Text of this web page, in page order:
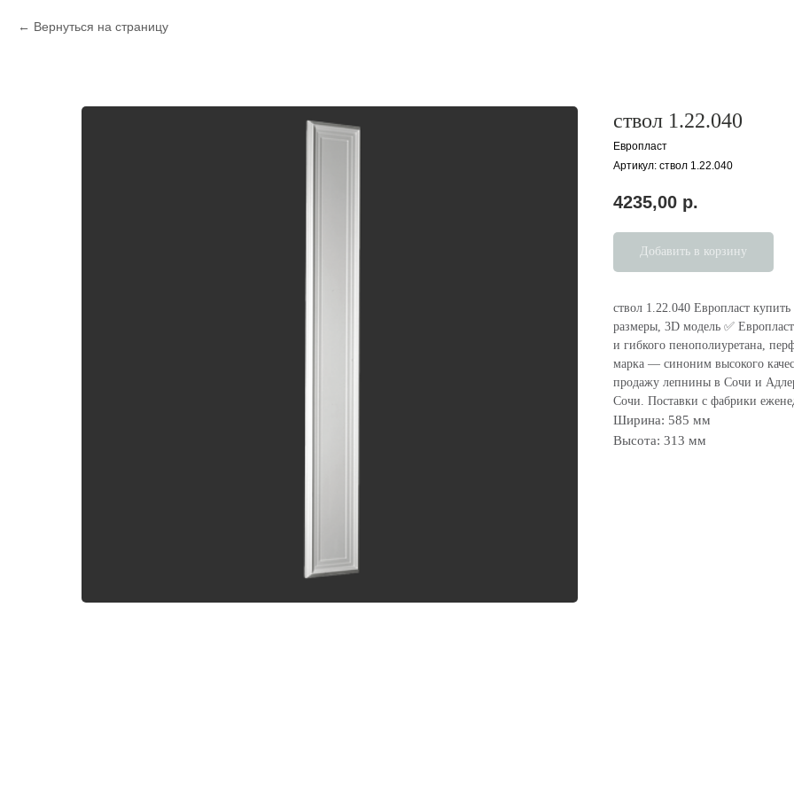
Вернуться на страницу
ствол 1.22.040
Европласт
Артикул: ствол 1.22.040
4235,00 р.
Добавить в корзину
ствол 1.22.040 Европласт
размеры, 3D модель ✅
и гибкого пенополиуретана,
марка — cиноним высокого
продажу лепнины в Сочи и
Сочи. Поставки с фабрики
Ширина: 585 мм
Высота: 313 мм